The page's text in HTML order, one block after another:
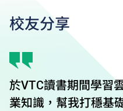
校友分享
於VTC讀書期間學習
業知識，幫我打穩基